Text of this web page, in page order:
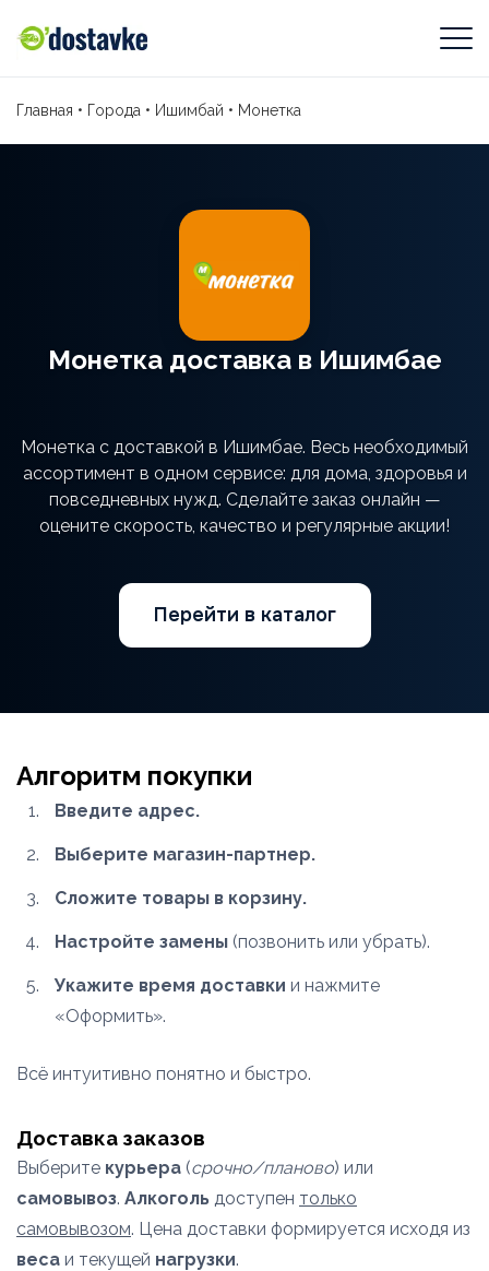
Главная • Города • Ишимбай • Монетка
Монетка доставка в Ишимбае
Монетка с доставкой в Ишимбае. Весь необходимый
ассортимент в одном сервисе: для дома, здоровья и
повседневных нужд. Сделайте заказ онлайн —
оцените скорость, качество и регулярные акции!
Перейти в каталог
Алгоритм покупки
Введите адрес.
Выберите магазин-партнер.
Сложите товары в корзину.
Настройте замены (позвонить или убрать).
Укажите время доставки и нажмите
«Оформить».
Всё интуитивно понятно и быстро.
Доставка заказов
Выберите курьера (срочно/планово) или
самовывоз. Алкоголь доступен только
самовывозом. Цена доставки формируется исходя из
веса и текущей нагрузки.